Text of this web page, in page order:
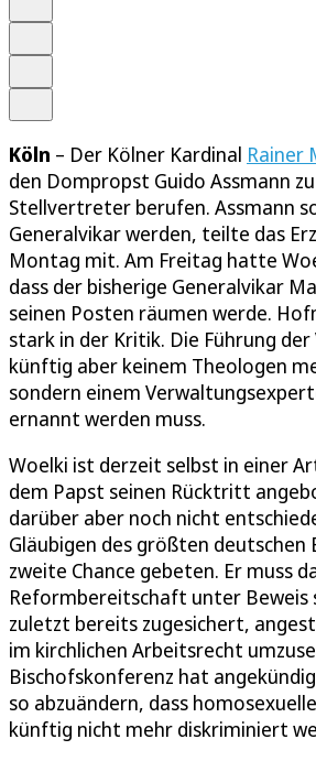
Köln – Der Kölner Kardinal Rainer
den Dompropst Guido Assmann
Stellvertreter berufen. Assmann
Generalvikar werden, teilte das
Montag mit. Am Freitag hatte
dass der bisherige Generalvikar
seinen Posten räumen werde.
stark in der Kritik. Die Führung
künftig aber keinem Theologen
sondern einem
ernannt werden muss.
Woelki ist derzeit selbst in einer
dem Papst seinen Rücktritt
darüber aber noch nicht
Gläubigen des größten deutschen
zweite Chance gebeten. Er muss
Reformbereitschaft unter Beweis
zuletzt bereits zugesichert,
im kirchlichen Arbeitsrecht
Bischofskonferenz hat
so abzuändern, dass
künftig nicht mehr diskriminiert